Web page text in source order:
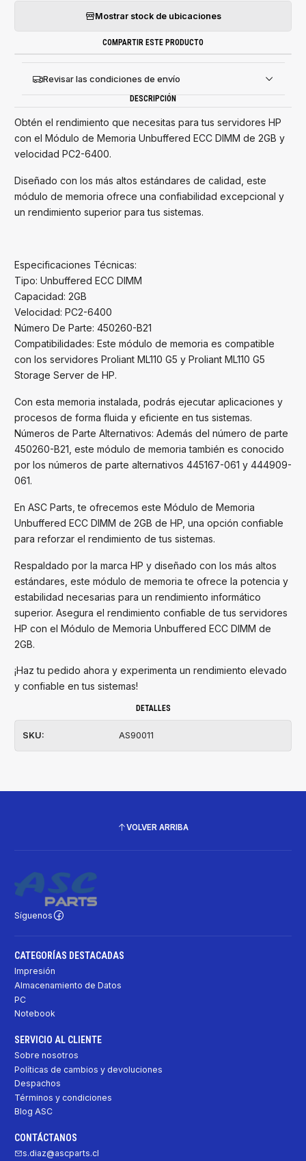
Mostrar stock de ubicaciones
COMPARTIR ESTE PRODUCTO
Revisar las condiciones de envío
DESCRIPCIÓN
Obtén el rendimiento que necesitas para tus servidores HP
con el Módulo de Memoria Unbuffered ECC DIMM de 2GB y
velocidad PC2-6400.
Diseñado con los más altos estándares de calidad, este
módulo de memoria ofrece una confiabilidad excepcional y
un rendimiento superior para tus sistemas.
Especificaciones Técnicas:
Tipo: Unbuffered ECC DIMM
Capacidad: 2GB
Velocidad: PC2-6400
Número De Parte: 450260-B21
Compatibilidades: Este módulo de memoria es compatible
con los servidores Proliant ML110 G5 y Proliant ML110 G5
Storage Server de HP.
Con esta memoria instalada, podrás ejecutar aplicaciones y
procesos de forma fluida y eficiente en tus sistemas.
Números de Parte Alternativos: Además del número de parte
450260-B21, este módulo de memoria también es conocido
por los números de parte alternativos 445167-061 y 444909-
061.
En ASC Parts, te ofrecemos este Módulo de Memoria
Unbuffered ECC DIMM de 2GB de HP, una opción confiable
para reforzar el rendimiento de tus sistemas.
Respaldado por la marca HP y diseñado con los más altos
estándares, este módulo de memoria te ofrece la potencia y
estabilidad necesarias para un rendimiento informático
superior. Asegura el rendimiento confiable de tus servidores
HP con el Módulo de Memoria Unbuffered ECC DIMM de
2GB.
¡Haz tu pedido ahora y experimenta un rendimiento elevado
y confiable en tus sistemas!
DETALLES
SKU: AS90011
VOLVER ARRIBA
Síguenos
CATEGORÍAS DESTACADAS
Impresión
Almacenamiento de Datos
PC
Notebook
SERVICIO AL CLIENTE
Sobre nosotros
Políticas de cambios y devoluciones
Despachos
Términos y condiciones
Blog ASC
CONTÁCTANOS
s.diaz@ascparts.cl